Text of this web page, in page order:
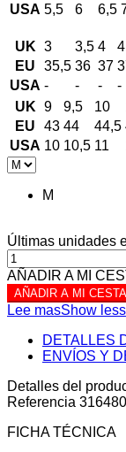
USA 5,5 6 6,5
UK 3 3,5 4
EU
35,5 36 37
USA - - - -
UK 9 9,5 10
EU
43 44 44,5
USA 10 10,5 11
M
Últimas unidades
AÑADIR A MI
AÑADIR A MI CESTA
Lee masShow less
DETALLES
ENVÍOS Y
Detalles del
Referencia
FICHA TÉCNICA